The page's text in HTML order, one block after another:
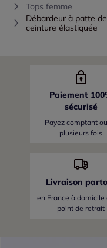
Tops femme
Débardeur à patte
ceinture élastiquée
Paiement
sécurisé
Payez comptant
plusieurs fois
Livraison
en France à domicile
point de retrait